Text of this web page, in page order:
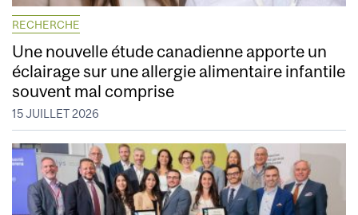
RECHERCHE
Une nouvelle étude canadienne apporte un
éclairage sur une allergie alimentaire infantile
souvent mal comprise
15 JUILLET 2026